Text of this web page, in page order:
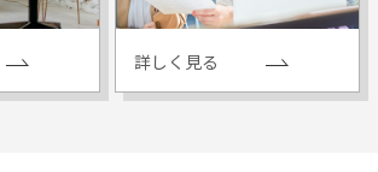
詳しく見る